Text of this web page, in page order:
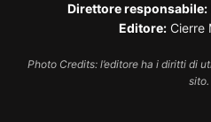
Direttore responsabile:
Editore: Cierre
Photo Credits: l’editore ha i diritti di
sito.